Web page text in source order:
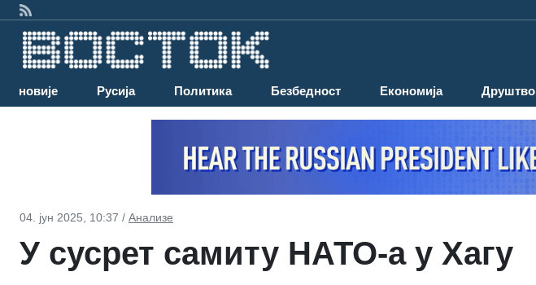
Најновије Русија Политика Безбедност Економија Друштво
04. јун 2025, 10:37 / Анализе
У сусрет самиту НАТО-а у Хагу